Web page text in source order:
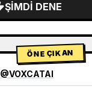
ŞIMDI DENE
ÖNE ÇIKAN
@VOXCATAI